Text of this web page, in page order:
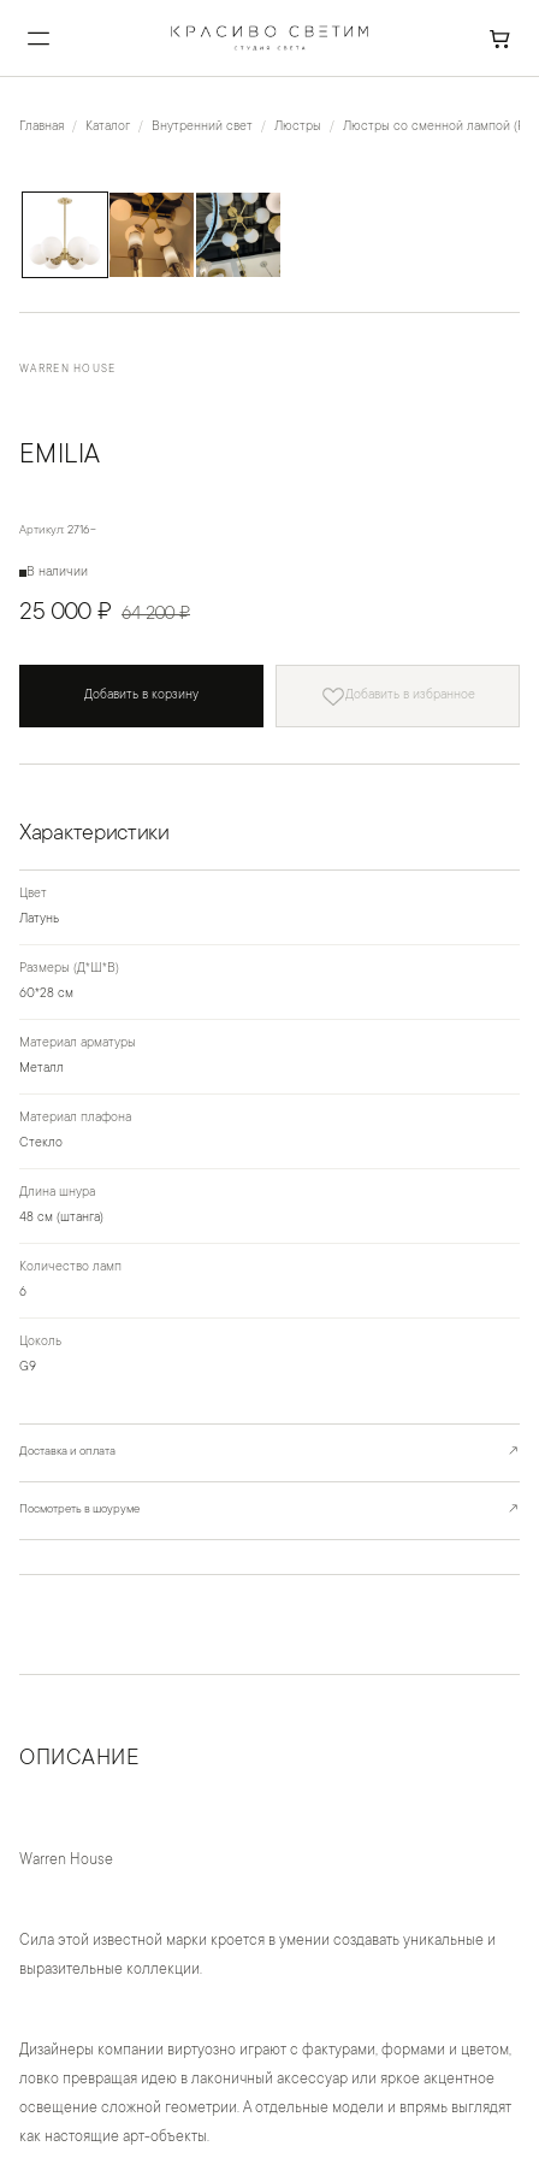
Главная Каталог Внутренний свет Люстры Люстры со сменной лампой
WARREN HOUSE
EMILIA
Артикул: 2716-
В наличии
25 000 ₽ 64 200 ₽
Добавить в корзину Добавить в избранное
Характеристики
Цвет
Латунь
Размеры (Д*Ш*В)
60*28 см
Материал арматуры
Металл
Материал плафона
Стекло
Длина шнура
48 см (штанга)
Количество ламп
6
Цоколь
G9
Доставка и оплата ↗
Посмотреть в шоуруме ↗
ОПИСАНИЕ
Warren House
Сила этой известной марки кроется в умении создавать уникальные и
выразительные коллекции.
Дизайнеры компании виртуозно играют с фактурами, формами и цветом,
ловко превращая идею в лаконичный аксессуар или яркое акцентное
освещение сложной геометрии. А отдельные модели и впрямь выглядят
как настоящие арт-объекты.